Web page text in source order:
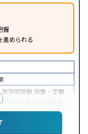
握
進められる
医学部受験 授業・定期
習慣の定着
別特化対策国公立大